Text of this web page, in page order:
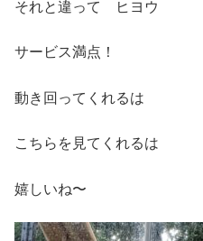
それと違って ヒヨウ
サービス満点！
動き回ってくれるは
こちらを見てくれるは
嬉しいね〜